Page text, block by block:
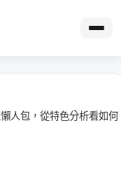
人包，從特色分析看如何